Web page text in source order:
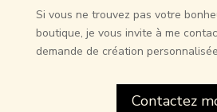
Si vous ne trouvez pas votre
boutique, je vous invite à me
demande de création
Contactez